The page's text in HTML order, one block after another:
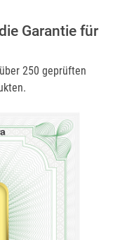
Garantie für
250 geprüften